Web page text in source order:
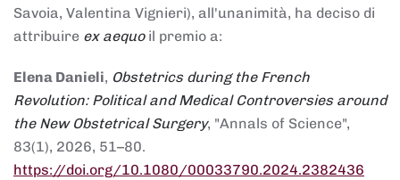
Savoia, Valentina Vignieri), all'unanimità, ha deciso di
attribuire ex aequoil premio a:
Elena Danieli, Obstetrics during the French
Revolution: Political and Medical Controversies around
the New Obstetrical Surgery, "Annals of Science",
83(1), 2026, 51–80.
https://doi.org/10.1080/00033790.2024.2382436